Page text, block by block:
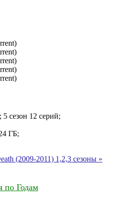
5 сезон 12 серий;
ГБ;
(2009-2011) 1,2,3 сезоны »
по Годам